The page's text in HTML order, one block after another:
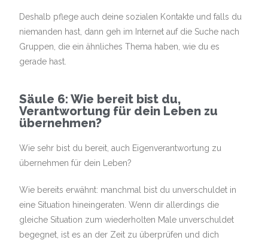
Deshalb pflege auch deine sozialen Kontakte und falls du
niemanden hast, dann geh im Internet auf die Suche nach
Gruppen, die ein ähnliches Thema haben, wie du es
gerade hast.
Säule 6: Wie bereit bist du,
Verantwortung für dein Leben zu
übernehmen?
Wie sehr bist du bereit, auch Eigenverantwortung zu
übernehmen für dein Leben?
Wie bereits erwähnt: manchmal bist du unverschuldet in
eine Situation hineingeraten. Wenn dir allerdings die
gleiche Situation zum wiederholten Male unverschuldet
begegnet, ist es an der Zeit zu überprüfen und dich